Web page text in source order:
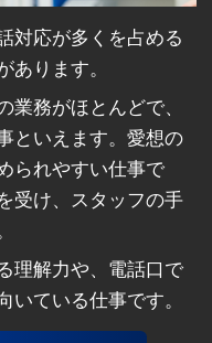
対応が多くを占める
あります。
業務がほとんどで、
といえます。愛想の
られやすい仕事で
受け、スタッフの手
理解力や、電話口で
いている仕事です。